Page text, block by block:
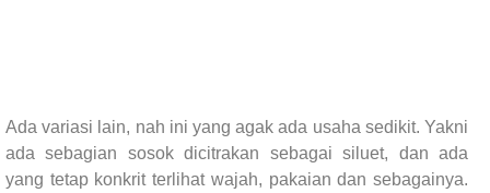
Ada variasi lain, nah ini yang agak ada usaha sedikit. Yakni
ada sebagian sosok dicitrakan sebagai siluet, dan ada
yang tetap konkrit terlihat wajah, pakaian dan sebagainya.